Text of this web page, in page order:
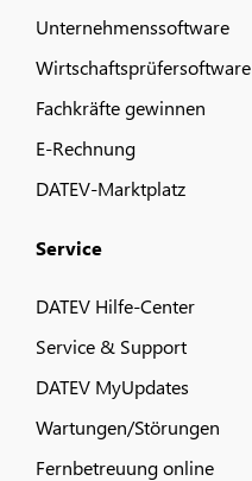
Unternehmenssoftware
Wirtschaftsprüfersoftware
Fachkräfte gewinnen
E-Rechnung
DATEV-Marktplatz
Service
DATEV Hilfe-Center
Service & Support
DATEV MyUpdates
Wartungen/Störungen
Fernbetreuung online